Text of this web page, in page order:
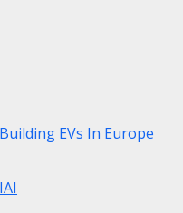
EVs In Europe